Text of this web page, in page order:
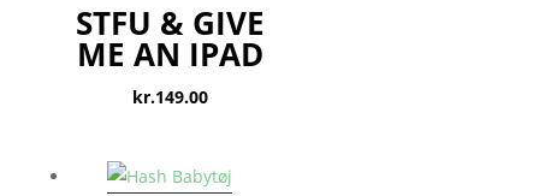
STFU & GIVE
ME AN IPAD
kr.149.00